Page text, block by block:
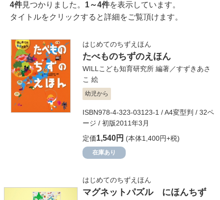
4件見つかりました。 1～4件を表示しています。
タイトルをクリックすると詳細をご覧頂けます。
はじめてのちずえほん
たべものちずのえほん
WILLこども知育研究所 編著／すずきあさ
こ 絵
幼児から
ISBN978-4-323-03123-1 / A4変型判 / 32ペ
ージ / 初版2011年3月
定価1,540円 (本体1,400円+税)
在庫あり
はじめてのちずえほん
マグネットパズル にほんちず